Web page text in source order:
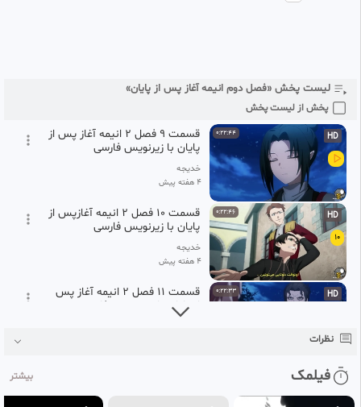
لیست پخش «فصل دوم انیمه آغاز پس از پایان»
پخش از لیست پخش
خدیجه
0:22:44 HD
قسمت ۹ فصل ۲ انیمه آغاز پس از
پایان با زیرنویس فارسی
خدیجه
۴ هفته پیش
10
0:22:46 HD
قسمت ۱۰ فصل ۲ انیمه آغازپس از
پایان با زیرنویس فارسی
خدیجه
۴ هفته پیش
0:22:33 HD
قسمت ۱۱ فصل ۲ انیمه آغاز پس
از پایان با زی نویس فارسی
12
HD
نظرات
فیلمک بیشتر